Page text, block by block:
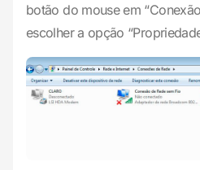
botão do mouse em
escolher a opção